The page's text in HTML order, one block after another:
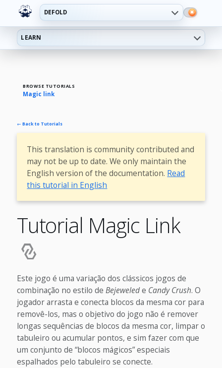
DEFOLD
LEARN
BROWSE TUTORIALS
Magic link
← Back to Tutorials
This translation is community contributed and
may not be up to date. We only maintain the
English version of the documentation. Read
this tutorial in English
Tutorial Magic Link
Este jogo é uma variação dos clássicos jogos de
combinação no estilo de Bejewelede Candy Crush. O
jogador arrasta e conecta blocos da mesma cor para
removê-los, mas o objetivo do jogo não é remover
longas sequências de blocos da mesma cor, limpar o
tabuleiro ou acumular pontos, e sim fazer com que
um conjunto de “blocos mágicos” especiais
espalhados pelo tabuleiro se conecte.